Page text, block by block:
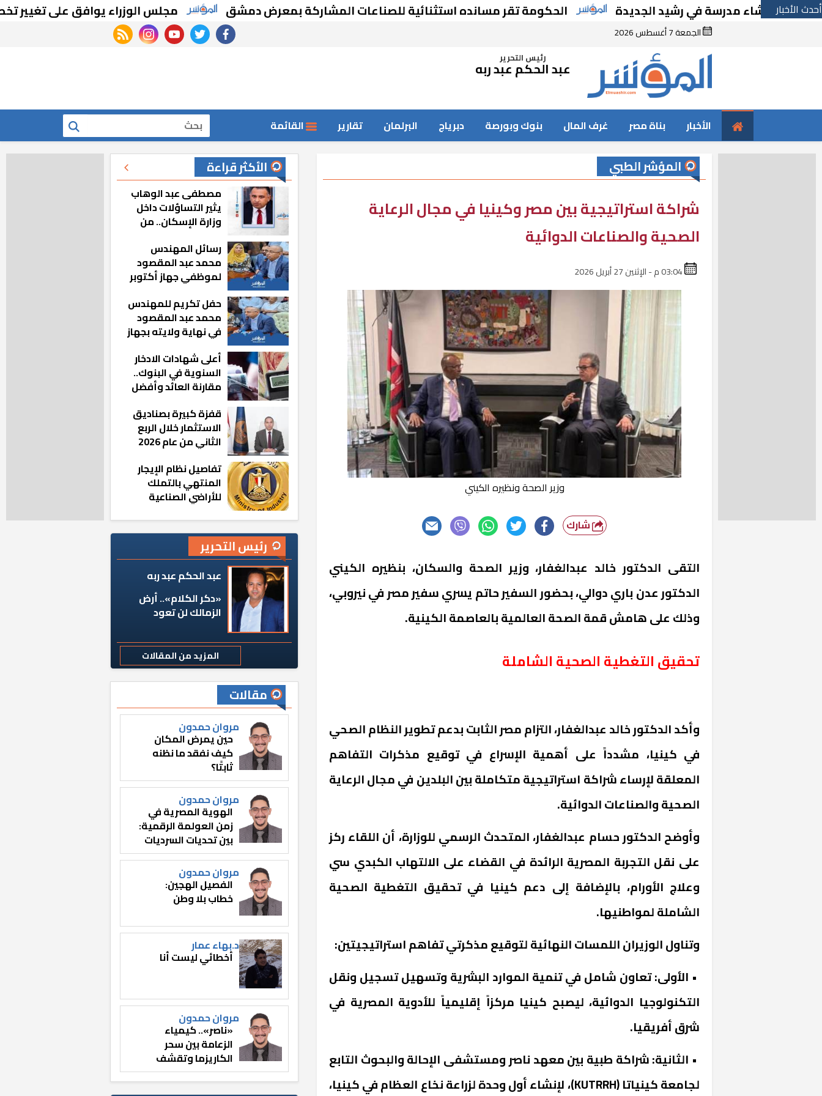
أحدث الأخبار
بإنشاء مدرسة في رشيد الجديدة الحكومة تقر مسانده استثنائية للصناعات المشاركة بمعرض دمشق مجلس الوزراء يوافق على تغيير تخصيص
الجمعة 7 أغسطس 2026 facebook
twitter
youtube
instagram
rss feed
رئيس التحرير
عبد الحكم عبد ربه
الأخبار بناة مصر غرف المال بنوك وبورصة دبرياج البرلمان تقارير القائمة بحث
المؤشر الطبي
شراكة استراتيجية بين مصر وكينيا في مجال الرعاية
الصحية والصناعات الدوائية
وزير الصحة ونظيره الكيني
شارك
التقى الدكتور خالد عبدالغفار، وزير الصحة والسكان، بنظيره الكيني
الدكتور عدن باري دوالي، بحضور السفير حاتم يسري سفير مصر في نيروبي،
وذلك على هامش قمة الصحة العالمية بالعاصمة الكينية.
تحقيق التغطية الصحية الشاملة
وأكد الدكتور خالد عبدالغفار، التزام مصر الثابت بدعم تطوير النظام الصحي
في كينيا، مشدداً على أهمية الإسراع في توقيع مذكرات التفاهم
المعلقة لإرساء شراكة استراتيجية متكاملة بين البلدين في مجال الرعاية
الصحية والصناعات الدوائية.
وأوضح الدكتور حسام عبدالغفار، المتحدث الرسمي للوزارة، أن اللقاء ركز
على نقل التجربة المصرية الرائدة في القضاء على الالتهاب الكبدي سي
وعلاج الأورام، بالإضافة إلى دعم كينيا في تحقيق التغطية الصحية
الشاملة لمواطنيها.
وتناول الوزيران اللمسات النهائية لتوقيع مذكرتي تفاهم استراتيجيتين:
• الأولى: تعاون شامل في تنمية الموارد البشرية وتسهيل تسجيل ونقل
التكنولوجيا الدوائية، ليصبح كينيا مركزاً إقليمياً للأدوية المصرية في
شرق أفريقيا.
• الثانية: شراكة طبية بين معهد ناصر ومستشفى الإحالة والبحوث التابع
لجامعة كينياتا (KUTRRH)، لإنشاء أول وحدة لزراعة نخاع العظام في كينيا،
الأكثر قراءة
مصطفى عبد الوهاب
يثير التساؤلات داخل
وزارة الإسكان.. من
المناصب؟
رسائل المهندس
محمد عبد المقصود
لموظفي جهاز أكتوبر
مشيت والمدينة
رجعت للخلف»
حفل تكريم للمهندس
محمد عبد المقصود
في نهاية ولايته بجهاز
أعلى شهادات الادخار
السنوية في البنوك..
مقارنة العائد وأفضل
قفزة كبيرة بصناديق
الاستثمار خلال الربع
الثاني من عام 2026
تفاصيل نظام الإيجار
المنتهي بالتملك
للأراضي الصناعية
رئيس التحرير
عبد الحكم عبد ربه
«دكر الكلام».. أرض
الزمالك لن تعود
المزيد من المقالات
مقالات
مروان حمدون
حين يمرض المكان
كيف نفقد ما نظنه
ثابتًا؟
مروان حمدون
الهوية المصرية في
زمن العولمة الرقمية:
بين تحديات السرديات
وصناعة الوعي
مروان حمدون
الفصيل الهجين:
خطاب بلا وطن
د.بهاء عمار
أخطائي ليست أنا
مروان حمدون
«ناصر».. كيمياء
الزعامة بين سحر
الكاريزما وتقشف
الثائر